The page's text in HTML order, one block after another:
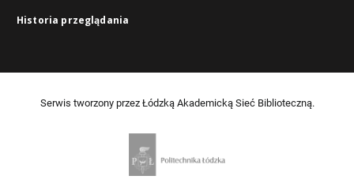
Historia przeglądania
Serwis tworzony przez Łódzką Akademicką Sieć Biblioteczną.